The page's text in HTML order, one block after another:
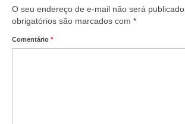
O seu endereço de e-mail não será publicado.
obrigatórios são marcados com *
Comentário *